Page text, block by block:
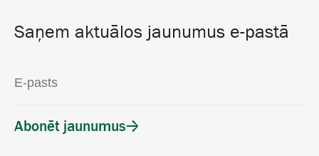
Saņem aktuālos jaunumus e-pastā
Abonēt jaunumus